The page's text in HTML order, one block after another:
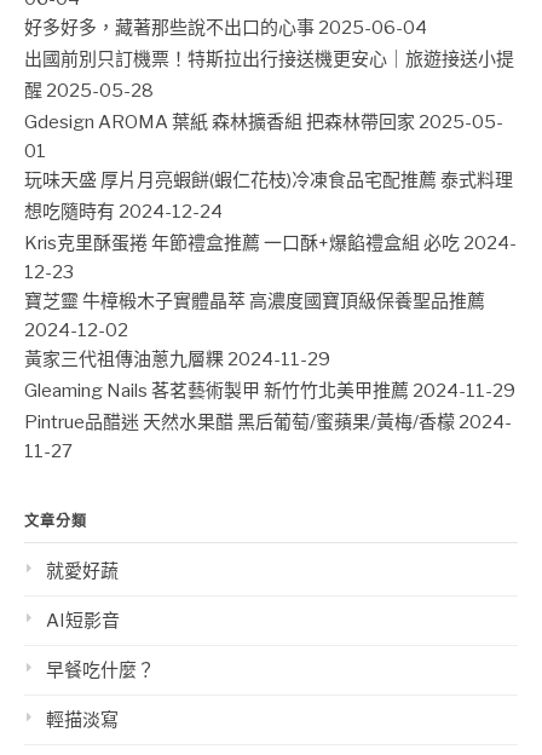
好多好多，藏著那些說不出口的心事 2025-06-04
出國前別只訂機票！特斯拉出行接送機更安心｜旅遊接送小提
醒 2025-05-28
Gdesign AROMA 葉紙 森林擴香組 把森林帶回家 2025-05-
01
玩味天盛 厚片月亮蝦餅(蝦仁花枝)冷凍食品宅配推薦 泰式料理
想吃隨時有 2024-12-24
Kris克里酥蛋捲 年節禮盒推薦 一口酥+爆餡禮盒組 必吃 2024-
12-23
寶芝靈 牛樟椴木子實體晶萃 高濃度國寶頂級保養聖品推薦
2024-12-02
黃家三代祖傳油蔥九層粿 2024-11-29
Gleaming Nails 茖茗藝術製甲 新竹竹北美甲推薦 2024-11-29
Pintrue品醋迷 天然水果醋 黑后葡萄/蜜蘋果/黃梅/香檬 2024-
11-27
文章分類
就愛好蔬
AI短影音
早餐吃什麼？
輕描淡寫